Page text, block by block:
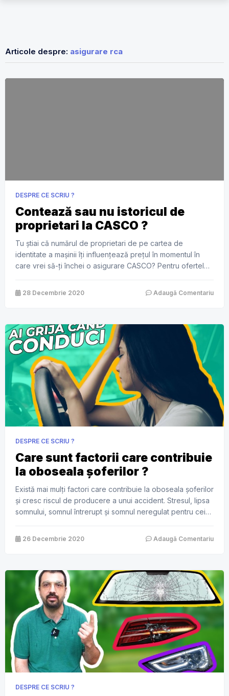
Articole despre: asigurare rca
DESPRE CE SCRIU ?
Contează sau nu istoricul de
proprietari la CASCO ?
Tu știai că numărul de proprietari de pe cartea de
identitate a mașinii îți influențează prețul în momentul în
care vrei să-ți închei o asigurare CASCO? Pentru ofertele
considerare și numărul de proprietari menționați în cărțile
de identitate ale vehiculelor. Astfel avem 4 categorii: 1.
28 Decembrie 2020 Adaugă Comentariu
DESPRE CE SCRIU ?
Care sunt factorii care contribuie
la oboseala șoferilor ?
Există mai mulți factori care contribuie la oboseala șoferilor
și cresc riscul de producere a unui accident. Stresul, lipsa
somnului, somnul întrerupt și somnul neregulat pentru cei
factori. Alți factori pot fi medicamentele. Sunt anumite
medicamente care îți provoacă somnolență, este util ca
26 Decembrie 2020 Adaugă Comentariu
DESPRE CE SCRIU ?